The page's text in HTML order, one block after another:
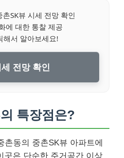
촌SK뷰 시세 전망 확인
에 대한 통찰 제공
해서 알아보세요!
전망 확인
특장점은?
촌동의 중촌SK뷰 아파트에
곳은 단순한 주거공간 이상